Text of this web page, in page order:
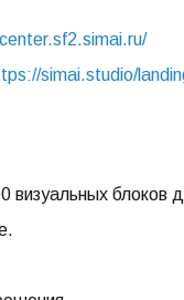
simai.studio/
блоков